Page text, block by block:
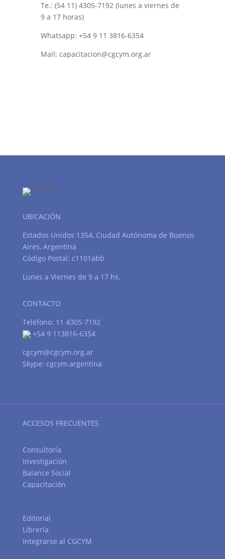
Te.: (54 11) 4305-7192 (lunes a viernes de
9 a 17 horas)
Whatsapp: +54 9 11 3816-6354
Mail: capacitacion@cgcym.org.ar
UBICACIÓN
Estados Unidos 1354, Ciudad Autónoma de Buenos
Aires, Argentina
Código Postal: c1101abb
Lunes a Viernes de 9 a 17 hs.
CONTACTO
Teléfono: 11 4305-7192
+54 9 113816-6354
cgcym@cgcym.org.ar
Skype: cgcym.argentina
ACCESOS FRECUENTES
Consultoría
Investigación
Balance Social
Capacitación
Editorial
Librería
Integrarse al CGCYM